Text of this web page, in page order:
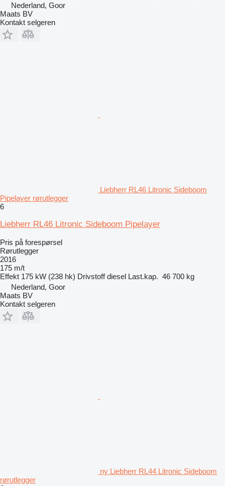
Nederland, Goor
Maats BV
Kontakt selgeren
Liebherr RL46 Litronic Sideboom
Pipelayer rørutlegger
6
Liebherr RL46 Litronic Sideboom Pipelayer
Pris på forespørsel
Rørutlegger
2016
175 m/t
Effekt 175 kW (238 hk) Drivstoff diesel Last.kap. 46 700 kg
Nederland, Goor
Maats BV
Kontakt selgeren
ny Liebherr RL44 Litronic Sideboom
rørutlegger